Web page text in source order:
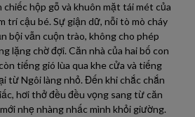
hộp gỗ và khuôn mặt tái mét của
trí cậu bé. Sự giận dữ, nỗi tò mò cháy
bội vẫn cuộn trào, không cho phép
lặng chờ đợi. Căn nhà của hai bố con
tiếng gió lùa qua khe cửa và tiếng
từ Ngôi làng nhỏ. Đến khi chắc chắn
hơi thở đều đều vọng sang từ căn
nhẹ nhàng nhấc mình khỏi giường.